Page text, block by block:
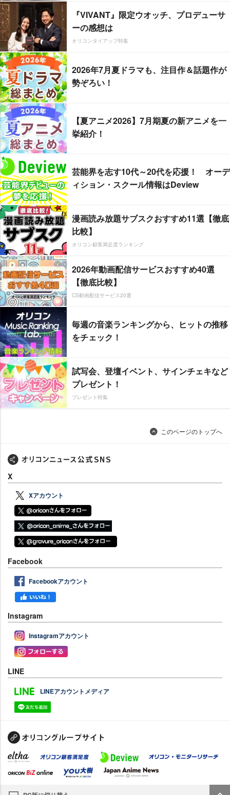
『VIVANT』限定ウオッチ、プロデューサ
ーの感想は
オリコンタイアップ特集
2026年7月夏ドラマも、注目作＆話題作が
勢ぞろい！
【夏アニメ2026】7月期夏の新アニメを一
挙紹介！
芸能界を志す10代～20代を応援！ オーデ
ィション・スクール情報はDeview
漫画読み放題サブスクおすすめ11選【徹底
比較】
オリコン顧客満足度ランキング
2026年動画配信サービスおすすめ40選
【徹底比較】
CS動画配信サービス20選
毎週の音楽ランキングから、ヒットの推移
をチェック！
試写会、登壇イベント、サインチェキなど
プレゼント！
プレゼント特集
このページのトップへ
X
Xアカウント
Facebook
Facebookアカウント
Instagram
Instagramアカウント
LINE
LINEアカウントメディア